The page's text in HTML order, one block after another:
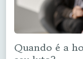
Quando é a